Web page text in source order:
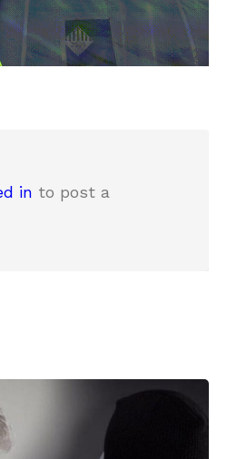
in to post a